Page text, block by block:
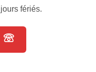
fériés.